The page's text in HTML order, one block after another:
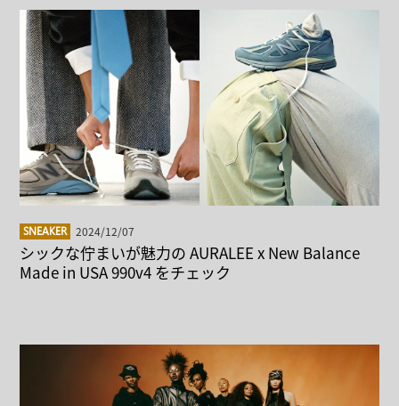
SNEAKER 2024/12/07
シックな佇まいが魅力の AURALEE x New Balance
Made in USA 990v4 をチェック